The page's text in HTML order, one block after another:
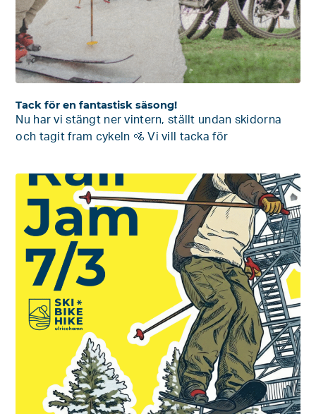
Tack för en fantastisk säsong!
Nu har vi stängt ner vintern, ställt undan skidorna
och tagit fram cykeln 🚵 Vi vill tacka för